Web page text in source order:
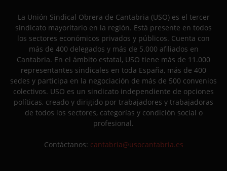
La Unión Sindical Obrera de Cantabria (USO) es el tercer
sindicato mayoritario en la región. Está presente en todos
los sectores económicos privados y públicos. Cuenta con
más de 400 delegados y más de 5.000 afiliados en
Cantabria. En el ámbito estatal, USO tiene más de 11.000
representantes sindicales en toda España, más de 400
sedes y participa en la negociación de más de 500 convenios
colectivos. USO es un sindicato independiente de opciones
políticas, creado y dirigido por trabajadores y trabajadoras
de todos los sectores, categorías y condición social o
profesional.
Contáctanos: cantabria@usocantabria.es